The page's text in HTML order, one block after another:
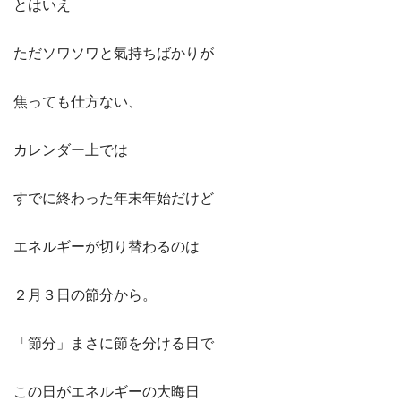
とはいえ
ただソワソワと氣持ちばかりが
焦っても仕方ない、
カレンダー上では
すでに終わった年末年始だけど
エネルギーが切り替わるのは
２月３日の節分から。
「節分」まさに節を分ける日で
この日がエネルギーの大晦日